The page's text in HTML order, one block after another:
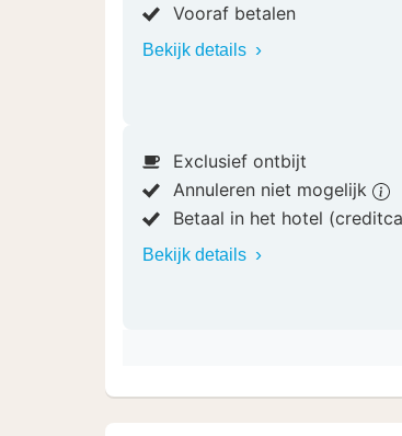
Vooraf betalen
Bekijk details
Exclusief ontbijt
Annuleren niet mogelijk
Betaal in het hotel
Bekijk details